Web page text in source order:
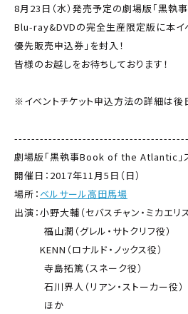
8月23日（水）発売予定の劇場版「黒
Blu-ray&DVDの完全生産限定版に本イベ
優先販売申込券」を封入！
皆様のお越しをお待ちしております！
※イベントチケット申込方法の詳細は後
劇場版「黒執事Book of the Atlantic」ス
開催日：2017年11月5日（日）
場所： ベルサール高田馬場
出演：小野大輔（セバスチャン・ミカエリ
福山潤（グレル・サトクリフ役）
KENN（ロナルド・ノックス役）
寺島拓篤（スネーク役）
石川界人（リアン・ストーカー役）
ほか